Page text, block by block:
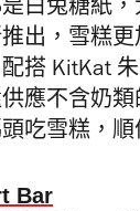
白兔糖紙
出，雪糕
搭 KitKat
應不含奶
吃雪糕，
Bar